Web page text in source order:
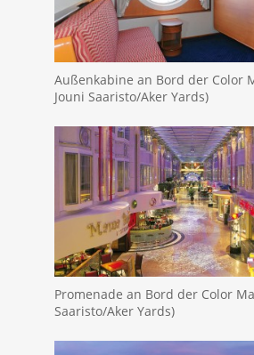
Außenkabine an Bord der Color
Jouni Saaristo/Aker Yards)
Promenade an Bord der Color
Saaristo/Aker Yards)